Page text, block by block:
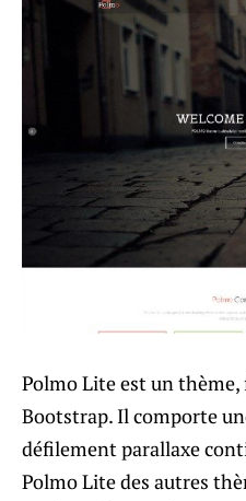
Polmo Lite est un thème,
Bootstrap. Il comporte
défilement parallaxe
Polmo Lite des autres